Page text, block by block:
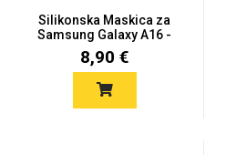
Silikonska Maskica za
Samsung Galaxy A16 -
Viš...
8,90 €